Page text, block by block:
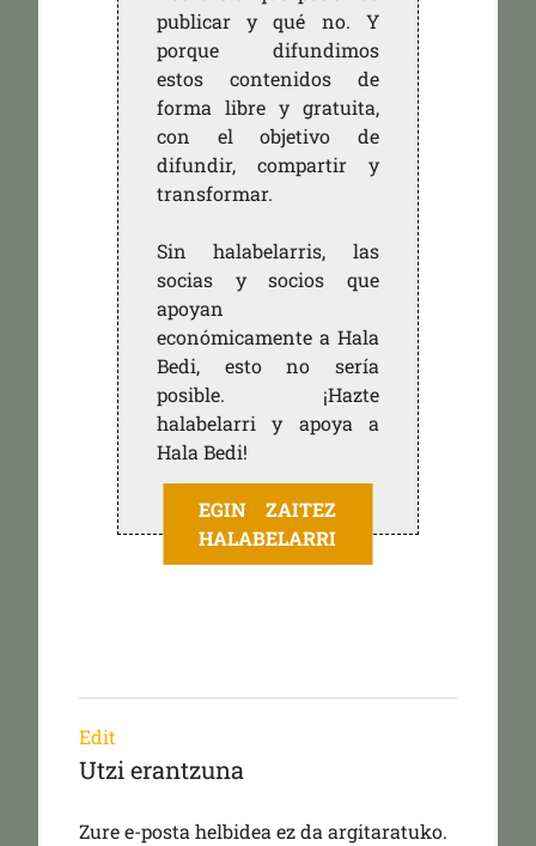
publicar y qué no. Y
porque difundimos
estos contenidos de
forma libre y gratuita,
con el objetivo de
difundir, compartir y
transformar.
Sin halabelarris, las
socias y socios que
apoyan
económicamente a Hala
Bedi, esto no sería
posible. ¡Hazte
halabelarri y apoya a
Hala Bedi!
EGIN ZAITEZ
HALABELARRI
Edit
Utzi erantzuna
Zure e-posta helbidea ez da argitaratuko.